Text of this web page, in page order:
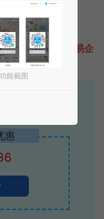
只需要咨询本站易企
价。
！
等软件开发
惠
能截图